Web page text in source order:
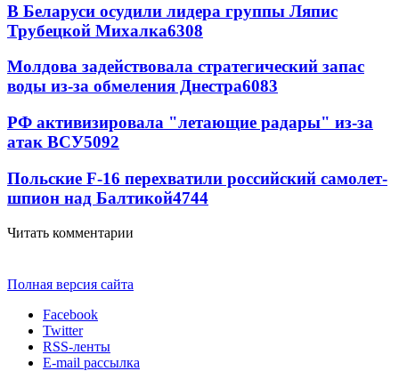
В Беларуси осудили лидера группы Ляпис
Трубецкой Михалка6308
Молдова задействовала стратегический запас
воды из-за обмеления Днестра6083
РФ активизировала "летающие радары" из-за
атак ВСУ5092
Польские F-16 перехватили российский самолет-
шпион над Балтикой4744
Читать комментарии
Полная версия сайта
Facebook
Twitter
RSS-ленты
E-mail рассылка